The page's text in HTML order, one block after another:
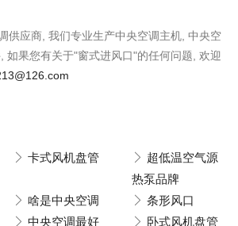
供应商, 我们专业生产中央空调主机, 中央空
如果您有关于"窗式进风口"的任何问题, 欢迎
卡式风机盘管
超低温空气源
热泵品牌
啥是中央空调
条形风口
中央空调最好
卧式风机盘管